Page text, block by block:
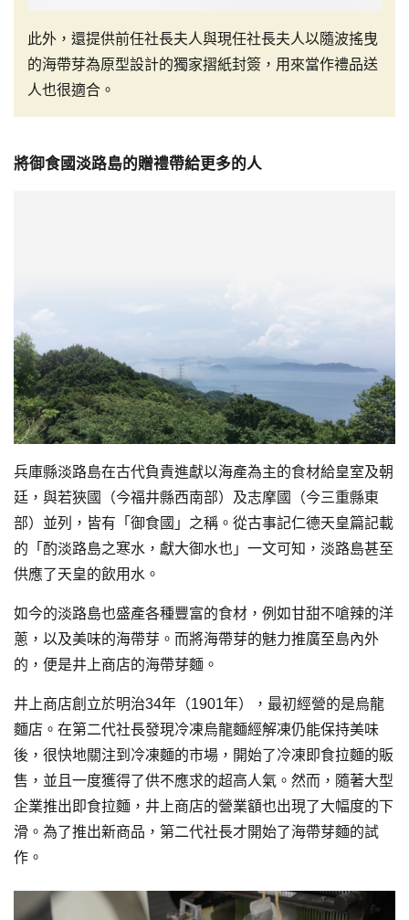
此外，還提供前任社長夫人與現任社長夫人以隨波搖曳
的海帶芽為原型設計的獨家摺紙封簽，用來當作禮品送
人也很適合。
將御食國淡路島的贈禮帶給更多的人
兵庫縣淡路島在古代負責進獻以海產為主的食材給皇室及朝
廷，與若狹國（今福井縣西南部）及志摩國（今三重縣東
部）並列，皆有「御食國」之稱。從古事記仁德天皇篇記載
的「酌淡路島之寒水，獻大御水也」一文可知，淡路島甚至
供應了天皇的飲用水。
如今的淡路島也盛產各種豐富的食材，例如甘甜不嗆辣的洋
蔥，以及美味的海帶芽。而將海帶芽的魅力推廣至島內外
的，便是井上商店的海帶芽麵。
井上商店創立於明治34年（1901年），最初經營的是烏龍
麵店。在第二代社長發現冷凍烏龍麵經解凍仍能保持美味
後，很快地關注到冷凍麵的市場，開始了冷凍即食拉麵的販
售，並且一度獲得了供不應求的超高人氣。然而，隨著大型
企業推出即食拉麵，井上商店的營業額也出現了大幅度的下
滑。為了推出新商品，第二代社長才開始了海帶芽麵的試
作。